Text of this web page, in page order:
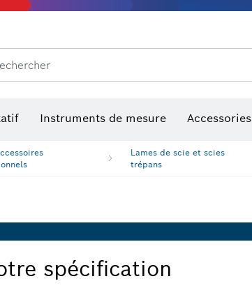
Instruments de mesure Accessories
Lames de scie et scies
trépans
spécification